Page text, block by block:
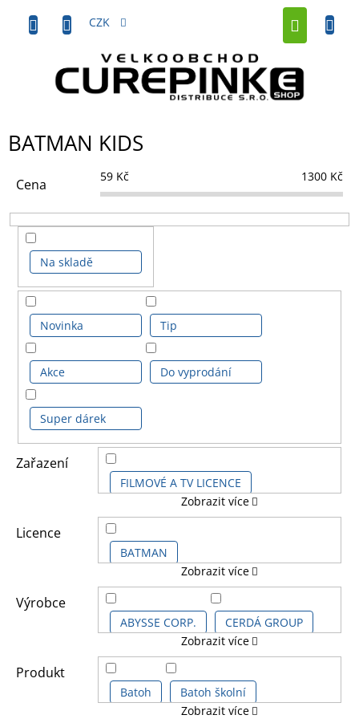
obsah
CZK
BATMAN KIDS
Cena 59 Kč 1300 Kč
Na skladě
Novinka Tip
Akce Do vyprodání
Super dárek
Zařazení
FILMOVÉ A TV LICENCE
DALŠÍ LICENCE
KOMIKSOVÉ A ANIME LICENCE
Zobrazit více
Licence
BATMAN
BATMAN CLASSIC COMICS
BATMAN KIDS DC COMICS
DC COMICS SÉRIE
Zobrazit více
Výrobce
ABYSSE CORP. CERDÁ GROUP
GROOVY UK Ltd.
KARACTERMANIA LOGOSHIRT
Zobrazit více
Produkt
Batoh Batoh školní
Zobrazit více